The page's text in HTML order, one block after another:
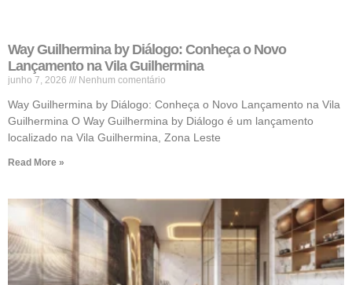
Way Guilhermina by Diálogo: Conheça o Novo
Lançamento na Vila Guilhermina
junho 7, 2026 Nenhum comentário
Way Guilhermina by Diálogo: Conheça o Novo Lançamento na Vila
Guilhermina O Way Guilhermina by Diálogo é um lançamento
localizado na Vila Guilhermina, Zona Leste
Read More »